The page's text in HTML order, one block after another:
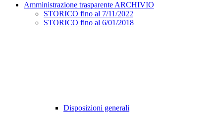
Amministrazione trasparente ARCHIVIO
STORICO fino al 7/11/2022
STORICO fino al 6/01/2018
Disposizioni generali